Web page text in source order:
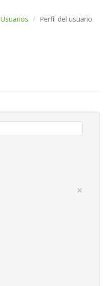
Usuarios Perfil del usuario
×